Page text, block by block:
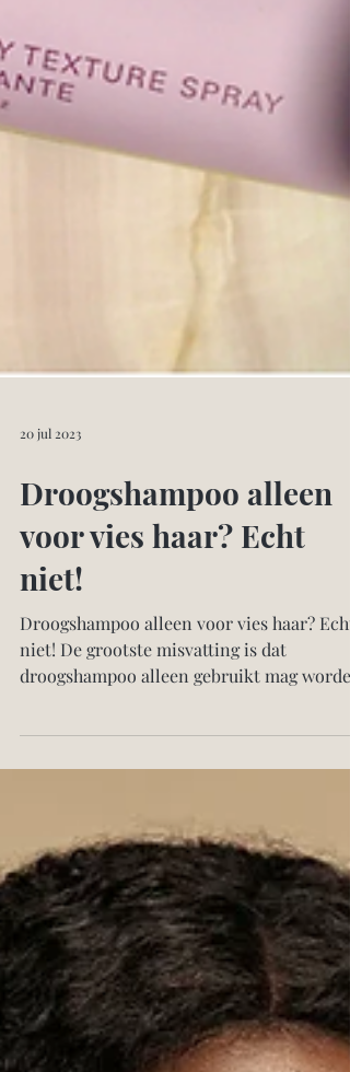
20 jul 2023
Droogshampoo alleen
voor vies haar? Echt
niet!
droogshampoo alleen gebruikt mag worden
als het haar vuil is.